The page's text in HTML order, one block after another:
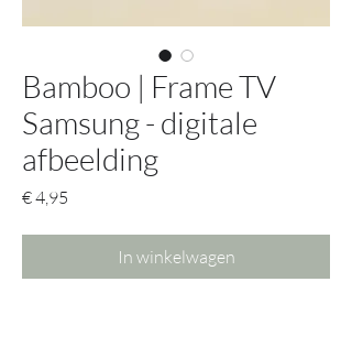
Bamboo | Frame TV
Samsung - digitale
afbeelding
€ 4,95
In winkelwagen